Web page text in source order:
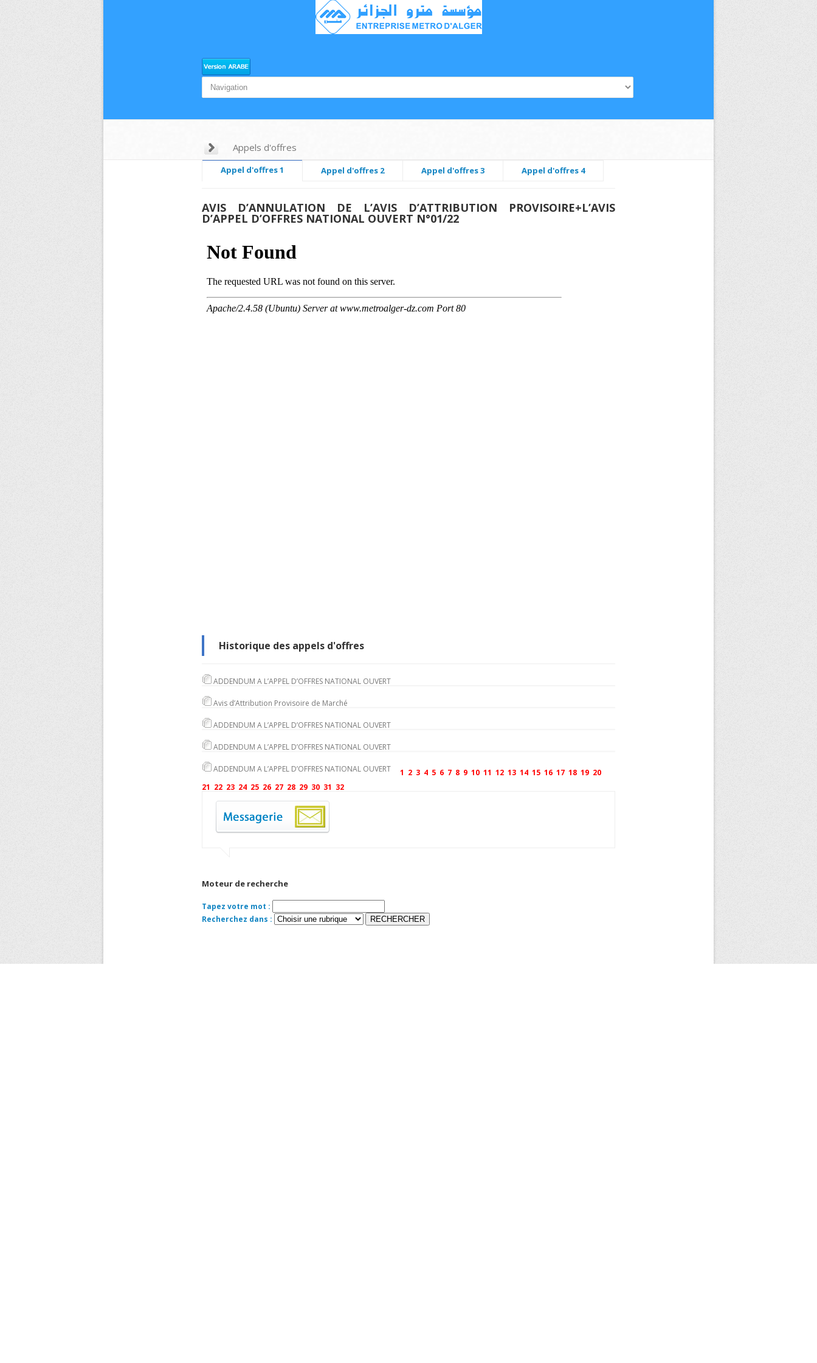
Appels d'offres
Appel d'offres 1 Appel d'offres 2 Appel d'offres 3 Appel d'offres 4
AVIS D’ANNULATION DE L’AVIS D’ATTRIBUTION PROVISOIRE+L’AVIS
D’APPEL D’OFFRES NATIONAL OUVERT N°01/22
Historique des appels d'offres
ADDENDUM A L’APPEL D’OFFRES NATIONAL OUVERT
Avis d’Attribution Provisoire de Marché
ADDENDUM A L’APPEL D’OFFRES NATIONAL OUVERT
ADDENDUM A L’APPEL D’OFFRES NATIONAL OUVERT
ADDENDUM A L’APPEL D’OFFRES NATIONAL OUVERT 1 2 3 4 5 6 7 8 9 10 11 12 13 14 15 16 17 18 19 20
21 22 23 24 25 26 27 28 29 30 31 32
Moteur de recherche
Tapez votre mot :
Recherchez dans :